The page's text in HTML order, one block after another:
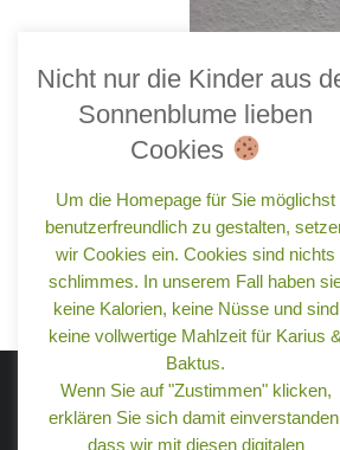
PrintEmail
← Jetzt anmelden –
Copyright © 2026
Nicht nur die Kinder aus
Sonnenblume lieben
Cookies
Um die Homepage für Sie möglichst
benutzerfreundlich zu gestalten,
wir Cookies ein. Cookies sind nichts
schlimmes. In unserem Fall haben
keine Kalorien, keine Nüsse und sind
keine vollwertige Mahlzeit für Karius &
Baktus.
Wenn Sie auf "Zustimmen" klicken,
erklären Sie sich damit
dass wir mit diesen digitalen